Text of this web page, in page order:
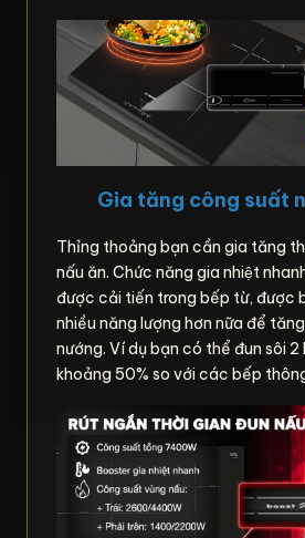
Gia tăng công suất
Thỉng thoảng bạn cần gia tăng
nấu ăn. Chức năng gia nhiệt
được cải tiến trong bếp từ, được
nhiều năng lượng hơn nữa để
nướng. Ví dụ bạn có thể đun sôi
khoảng 50% so với các bếp